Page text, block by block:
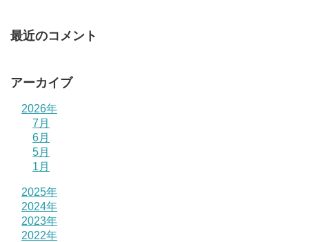
最近のコメント
アーカイブ
2026年
7月
6月
5月
1月
2025年
2024年
2023年
2022年